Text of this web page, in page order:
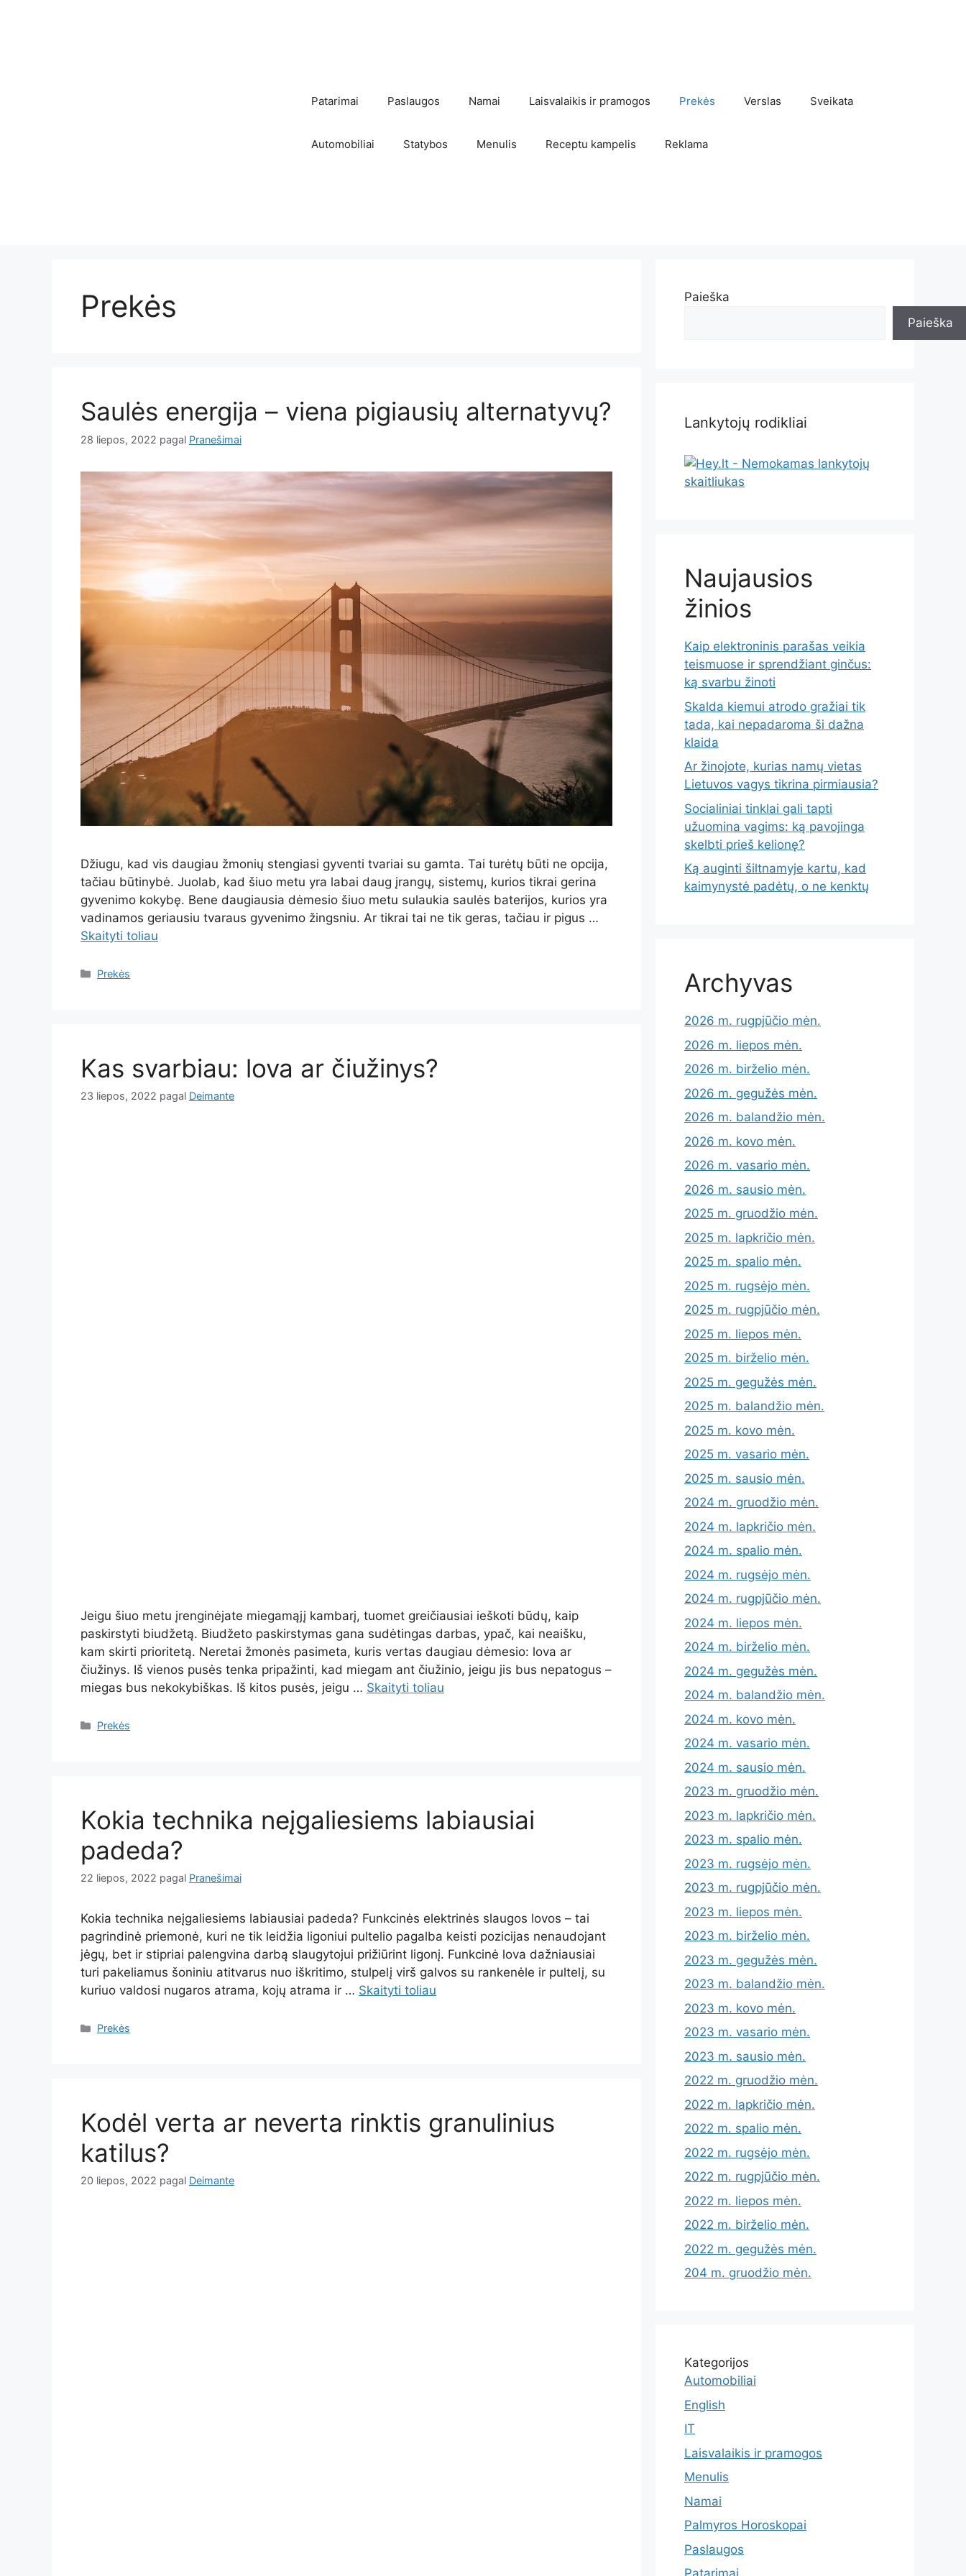
Patarimai Paslaugos Namai Laisvalaikis ir pramogos Prekės Verslas Sveikata
Automobiliai Statybos Menulis Receptu kampelis Reklama
Prekės
Saulės energija – viena pigiausių alternatyvų?
28 liepos, 2022 pagal Pranešimai
Džiugu, kad vis daugiau žmonių stengiasi gyventi tvariai su gamta. Tai turėtų būti ne opcija,
tačiau būtinybė. Juolab, kad šiuo metu yra labai daug įrangų, sistemų, kurios tikrai gerina
gyvenimo kokybę. Bene daugiausia dėmesio šiuo metu sulaukia saulės baterijos, kurios yra
vadinamos geriausiu tvaraus gyvenimo žingsniu. Ar tikrai tai ne tik geras, tačiau ir pigus …
Skaityti toliau
Kategorijos
Prekės
Kas svarbiau: lova ar čiužinys?
23 liepos, 2022 pagal Deimante
Jeigu šiuo metu įrenginėjate miegamąjį kambarį, tuomet greičiausiai ieškoti būdų, kaip
paskirstyti biudžetą. Biudžeto paskirstymas gana sudėtingas darbas, ypač, kai neaišku,
kam skirti prioritetą. Neretai žmonės pasimeta, kuris vertas daugiau dėmesio: lova ar
čiužinys. Iš vienos pusės tenka pripažinti, kad miegam ant čiužinio, jeigu jis bus nepatogus –
miegas bus nekokybiškas. Iš kitos pusės, jeigu … Skaityti toliau
Kategorijos
Prekės
Kokia technika neįgaliesiems labiausiai
padeda?
22 liepos, 2022 pagal Pranešimai
Kokia technika neįgaliesiems labiausiai padeda? Funkcinės elektrinės slaugos lovos – tai
pagrindinė priemonė, kuri ne tik leidžia ligoniui pultelio pagalba keisti pozicijas nenaudojant
jėgų, bet ir stipriai palengvina darbą slaugytojui prižiūrint ligonį. Funkcinė lova dažniausiai
turi pakeliamus šoniniu atitvarus nuo iškritimo, stulpelį virš galvos su rankenėle ir pultelį, su
kuriuo valdosi nugaros atrama, kojų atrama ir … Skaityti toliau
Kategorijos
Prekės
Kodėl verta ar neverta rinktis granulinius
katilus?
20 liepos, 2022 pagal Deimante
Paieška
Paieška
Lankytojų rodikliai
Naujausios
žinios
Kaip elektroninis parašas veikia
teismuose ir sprendžiant ginčus:
ką svarbu žinoti
Skalda kiemui atrodo gražiai tik
tada, kai nepadaroma ši dažna
klaida
Ar žinojote, kurias namų vietas
Lietuvos vagys tikrina pirmiausia?
Socialiniai tinklai gali tapti
užuomina vagims: ką pavojinga
skelbti prieš kelionę?
Ką auginti šiltnamyje kartu, kad
kaimynystė padėtų, o ne kenktų
Archyvas
2026 m. rugpjūčio mėn.
2026 m. liepos mėn.
2026 m. birželio mėn.
2026 m. gegužės mėn.
2026 m. balandžio mėn.
2026 m. kovo mėn.
2026 m. vasario mėn.
2026 m. sausio mėn.
2025 m. gruodžio mėn.
2025 m. lapkričio mėn.
2025 m. spalio mėn.
2025 m. rugsėjo mėn.
2025 m. rugpjūčio mėn.
2025 m. liepos mėn.
2025 m. birželio mėn.
2025 m. gegužės mėn.
2025 m. balandžio mėn.
2025 m. kovo mėn.
2025 m. vasario mėn.
2025 m. sausio mėn.
2024 m. gruodžio mėn.
2024 m. lapkričio mėn.
2024 m. spalio mėn.
2024 m. rugsėjo mėn.
2024 m. rugpjūčio mėn.
2024 m. liepos mėn.
2024 m. birželio mėn.
2024 m. gegužės mėn.
2024 m. balandžio mėn.
2024 m. kovo mėn.
2024 m. vasario mėn.
2024 m. sausio mėn.
2023 m. gruodžio mėn.
2023 m. lapkričio mėn.
2023 m. spalio mėn.
2023 m. rugsėjo mėn.
2023 m. rugpjūčio mėn.
2023 m. liepos mėn.
2023 m. birželio mėn.
2023 m. gegužės mėn.
2023 m. balandžio mėn.
2023 m. kovo mėn.
2023 m. vasario mėn.
2023 m. sausio mėn.
2022 m. gruodžio mėn.
2022 m. lapkričio mėn.
2022 m. spalio mėn.
2022 m. rugsėjo mėn.
2022 m. rugpjūčio mėn.
2022 m. liepos mėn.
2022 m. birželio mėn.
2022 m. gegužės mėn.
204 m. gruodžio mėn.
Kategorijos
Automobiliai
English
IT
Laisvalaikis ir pramogos
Menulis
Namai
Palmyros Horoskopai
Paslaugos